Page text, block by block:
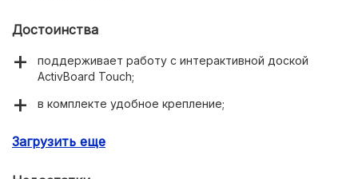
Достоинства
поддерживает работу с интерактивной доской
ActivBoard Touch;
в комплекте удобное крепление;
Загрузить еще